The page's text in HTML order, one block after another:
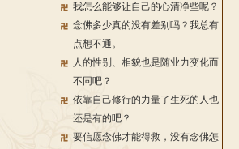
我怎么能够让自己的心清净些呢？
念佛多少真的没有差别吗？我总有
点想不通。
人的性别、相貌也是随业力变化而
不同吧？
依靠自己修行的力量了生死的人也
还是有的吧？
要信愿念佛才能得救，没有念佛怎